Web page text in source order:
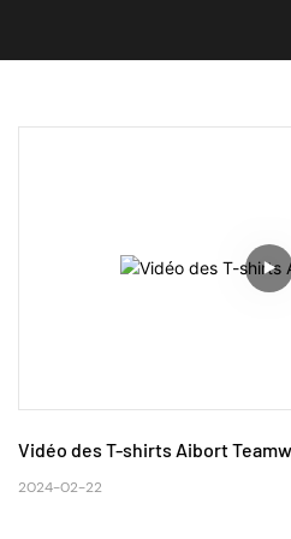
Vidéo des T-shirts Aibort
2024-02-22